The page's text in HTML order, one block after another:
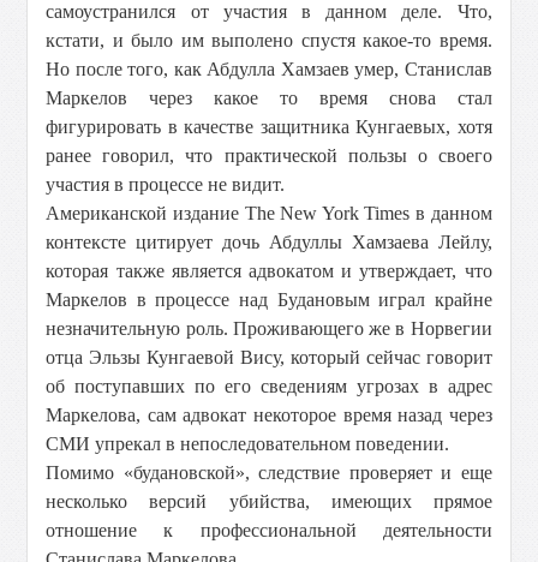
самоустранился от участия в данном деле. Что,
кстати, и было им выполено спустя какое-то время.
Но после того, как Абдулла Хамзаев умер, Станислав
Маркелов через какое то время снова стал
фигурировать в качестве защитника Кунгаевых, хотя
ранее говорил, что практической пользы о своего
участия в процессе не видит.
Американской издание The New York Times в данном
контексте цитирует дочь Абдуллы Хамзаева Лейлу,
которая также является адвокатом и утверждает, что
Маркелов в процессе над Будановым играл крайне
незначительную роль. Проживающего же в Норвегии
отца Эльзы Кунгаевой Вису, который сейчас говорит
об поступавших по его сведениям угрозах в адрес
Маркелова, сам адвокат некоторое время назад через
СМИ упрекал в непоследовательном поведении.
Помимо «будановской», следствие проверяет и еще
несколько версий убийства, имеющих прямое
отношение к профессиональной деятельности